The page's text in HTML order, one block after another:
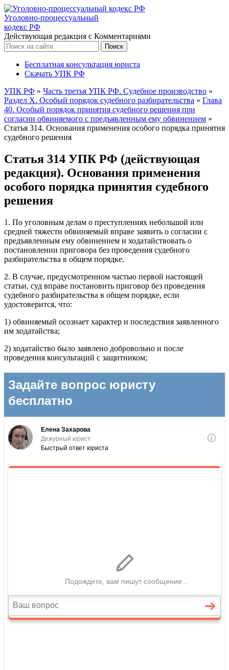
Уголовно-процессуальный
кодекс РФ
Действующая редакция с Комментариями
Бесплатная консультация юриста
Скачать УПК РФ
УПК РФ » Часть третья УПК РФ. Судебное производство »
Раздел X. Особый порядок судебного разбирательства » Глава
40. Особый порядок принятия судебного решения при
согласии обвиняемого с предъявленным ему обвинением »
Статья 314. Основания применения особого порядка принятия
судебного решения
Статья 314 УПК РФ (действующая
редакция). Основания применения
особого порядка принятия судебного
решения
1. По уголовным делам о преступлениях небольшой или
средней тяжести обвиняемый вправе заявить о согласии с
предъявленным ему обвинением и ходатайствовать о
постановлении приговора без проведения судебного
разбирательства в общем порядке.
2. В случае, предусмотренном частью первой настоящей
статьи, суд вправе постановить приговор без проведения
судебного разбирательства в общем порядке, если
удостоверится, что:
1) обвиняемый осознает характер и последствия заявленного
им ходатайства;
2) ходатайство было заявлено добровольно и после
проведения консультаций с защитником;